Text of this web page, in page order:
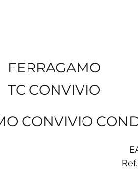
FERRAGAMO
TC CONVIVIO
CONVIVIO